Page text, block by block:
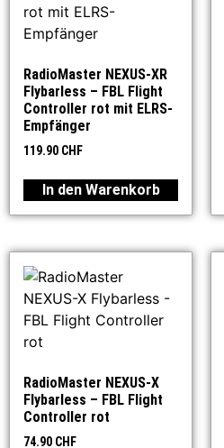
RadioMaster NEXUS-XR
Flybarless – FBL Flight
Controller rot mit ELRS-
Empfänger
119.90 CHF
In den Warenkorb
RadioMaster NEXUS-X
Flybarless – FBL Flight
Controller rot
74.90 CHF